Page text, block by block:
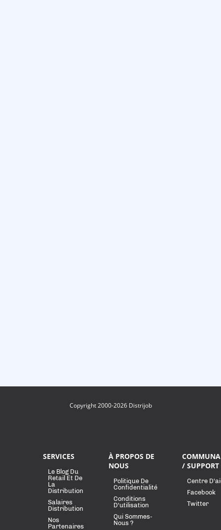
Copyright 2000-2026 Distrijob
SERVICES
Le Blog Du
Retail Et De
La
Distribution
Salaires
Distribution
Nos
Partenaires
À PROPOS DE
NOUS
Politique De
Confidentialité
Conditions
D'utilisation
Qui Sommes-
Nous ?
/ SUPPORT
Centre
Facebook
Twitter